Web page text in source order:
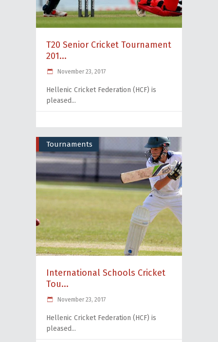
T20 Senior Cricket Tournament
201...
November 23, 2017
Hellenic Cricket Federation (HCF) is
pleased
Tournaments
International Schools Cricket
Tou...
November 23, 2017
Hellenic Cricket Federation (HCF) is
pleased